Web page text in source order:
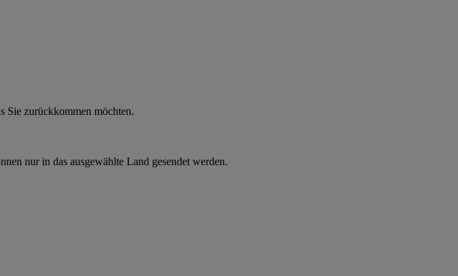
Sie zurückkommen möchten.
nur in das ausgewählte Land gesendet werden.